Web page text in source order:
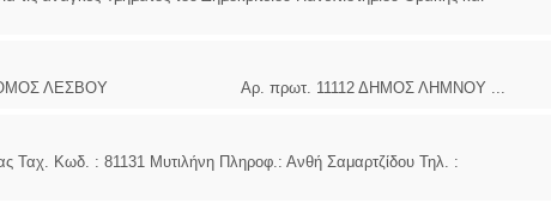
ΝΟΜΟΣ ΛΕΣΒΟΥ Αρ. πρωτ. 11112 ΔΗΜΟΣ ΛΗΜΝΟΥ ...
Κωδ. : 81131 Μυτιλήνη Πληροφ.: Ανθή Σαμαρτζίδου Τηλ. :